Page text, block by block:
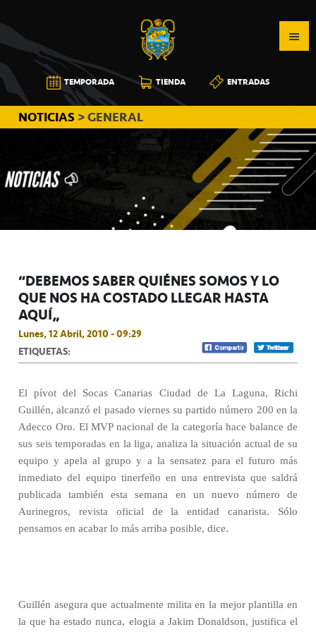
a
la
navegación
principal
al
contenido
principal
a
la
barra
lateral
principal
CB
CANARIAS
TEMPORADA TIENDA ENTRADAS
NOTICIAS > GENERAL
“DEBEMOS SABER QUIÉNES SOMOS Y LO
QUE NOS HA COSTADO LLEGAR HASTA
AQUÍ”
Lunes, 12 Abril, 2010 - 09:29
ETIQUETAS:
El pívot del Socas Canarias Ciudad de La Laguna, Richi
Guillén, alcanzó el pasado viernes su partido número 200 en la
Adecco Oro. El MVP nacional de la categoría hace balance de
sus seis temporadas en la liga, analiza la situación actual de su
equipo y apela al grupo y a la sensatez para el futuro más
inmediato del equipo tinerfeño en una entrevista que saldrá
publicada también esta semana en un nuevo número de
Aurinegros, revista oficial de la entidad canarista. Sólo
pensamos en acabar lo más arriba posible, dice.
Guillén asegura que actualmente milita en la mejor plantilla en
la que ha estado nunca, elogia a Jakim Donaldson, justifica el